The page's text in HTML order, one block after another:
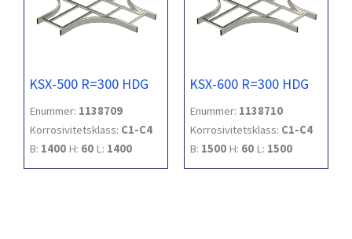
KSX-500 R=300 HDG
Enummer: 1138709
Korrosivitetsklass: C1-C4
B: 1400 H: 60 L: 1400
KSX-600 R=300 HDG
Enummer: 1138710
Korrosivitetsklass: C1-C4
B: 1500 H: 60 L: 1500